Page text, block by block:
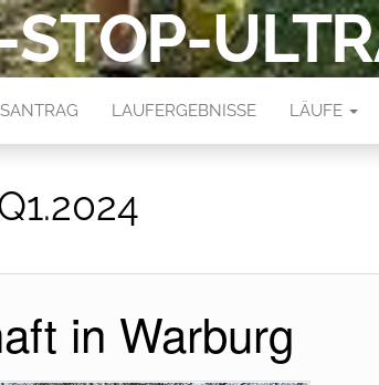
LAUFERGEBNISSE LÄUFE
in Warburg